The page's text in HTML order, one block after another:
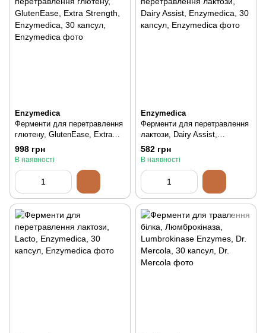
Enzymedica
Ферменти для перетравлення
глютену, GlutenEase, Extra
Strength, Enzymedica, 30
капсул, 30 шт
998 грн
В наявності
Enzymedica
Ферменти для перетравлення
лактози, Dairy Assist,
Enzymedica, 30 капсул, 30 шт
582 грн
В наявності